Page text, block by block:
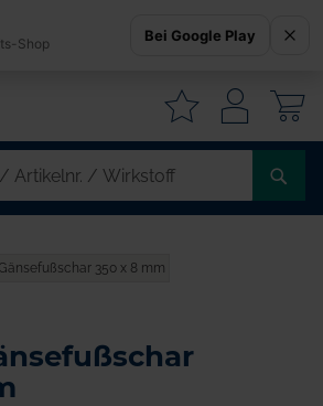
350 x 8 mm
Shop Bei Google Play